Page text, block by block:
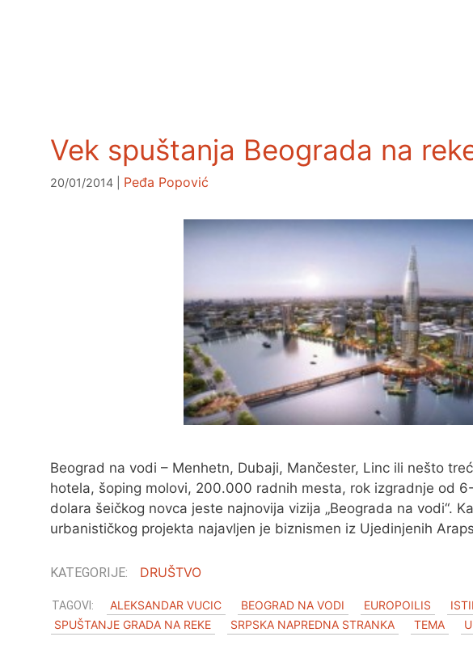
Vek spuštanja Beograda na
20/01/2014 Peđa Popović
Beograd na vodi – Menhetn, Dubaji, Mančester, Linc ili nešto
hotela, šoping molovi, 200.000 radnih mesta, rok izgradnje od
dolara šeičkog novca jeste najnovija vizija „Beograda na vodi“.
urbanističkog projekta najavljen je biznismen iz Ujedinjenih
DRUŠTVO
ALEKSANDAR VUCIC BEOGRAD NA VODI EUROPOILIS
SPUŠTANJE GRADA NA REKE
SRPSKA NAPREDNA STRANKA TEMA